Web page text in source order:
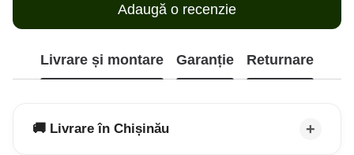
Adaugă o recenzie
Livrare și montare Garanție Returnare
🚚 Livrare în Chișinău